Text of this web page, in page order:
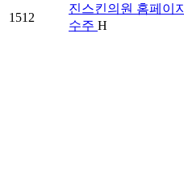
1512
진스킨의원 홈페이지
수주 H